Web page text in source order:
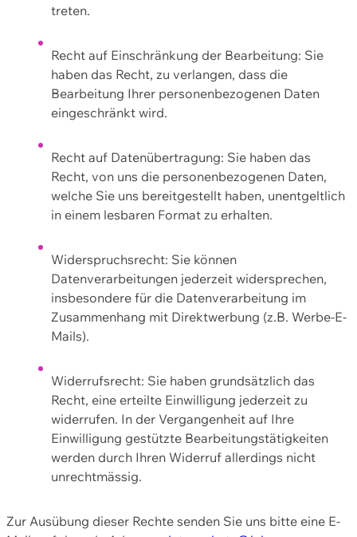
treten.
Recht auf Einschränkung der Bearbeitung: Sie
haben das Recht, zu verlangen, dass die
Bearbeitung Ihrer personenbezogenen Daten
eingeschränkt wird.
Recht auf Datenübertragung: Sie haben das
Recht, von uns die personenbezogenen Daten,
welche Sie uns bereitgestellt haben, unentgeltlich
in einem lesbaren Format zu erhalten.
Widerspruchsrecht: Sie können
Datenverarbeitungen jederzeit widersprechen,
insbesondere für die Datenverarbeitung im
Zusammenhang mit Direktwerbung (z.B. Werbe-E-
Mails).
Widerrufsrecht: Sie haben grundsätzlich das
Recht, eine erteilte Einwilligung jederzeit zu
widerrufen. In der Vergangenheit auf Ihre
Einwilligung gestützte Bearbeitungstätigkeiten
werden durch Ihren Widerruf allerdings nicht
unrechtmässig.
Zur Ausübung dieser Rechte senden Sie uns bitte eine E-